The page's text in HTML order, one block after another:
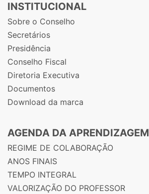
INSTITUCIONAL
Sobre o Conselho
Secretários
Presidência
Conselho Fiscal
Diretoria Executiva
Documentos
Download da marca
AGENDA DA APRENDIZAGEM
REGIME DE COLABORAÇÃO
ANOS FINAIS
TEMPO INTEGRAL
VALORIZAÇÃO DO PROFESSOR